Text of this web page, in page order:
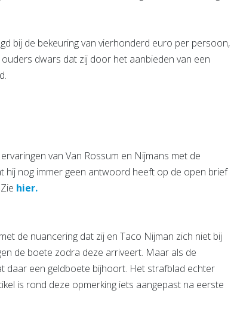
bij de bekeuring van vierhonderd euro per persoon,
dwars dat zij door het aanbieden van een
van Van Rossum en Nijmans met de
hij nog immer geen antwoord heeft op de open brief
hier.
de nuancering dat zij en Taco Nijman zich niet bij
de boete zodra deze arriveert. Maar als de
daar een geldboete bijhoort. Het strafblad echter
is rond deze opmerking iets aangepast na eerste